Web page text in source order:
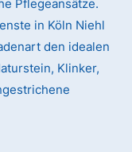
Pflegeansätze.
in Köln Niehl
den idealen
Klinker,